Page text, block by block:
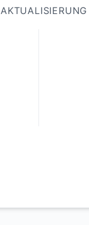
AKTUALISIERUNG